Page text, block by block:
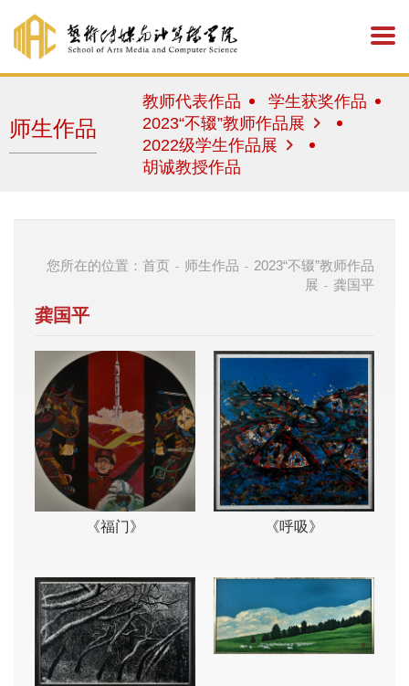
师生作品
教师代表作品
学生获奖作品
2023“不辍”教师作品展
2022级学生作品展
胡诚教授作品
您所在的位置： 首页 - 师生作品 - 2023“不辍”教师作品
展 - 龚国平
龚国平
《福门》 《呼吸》